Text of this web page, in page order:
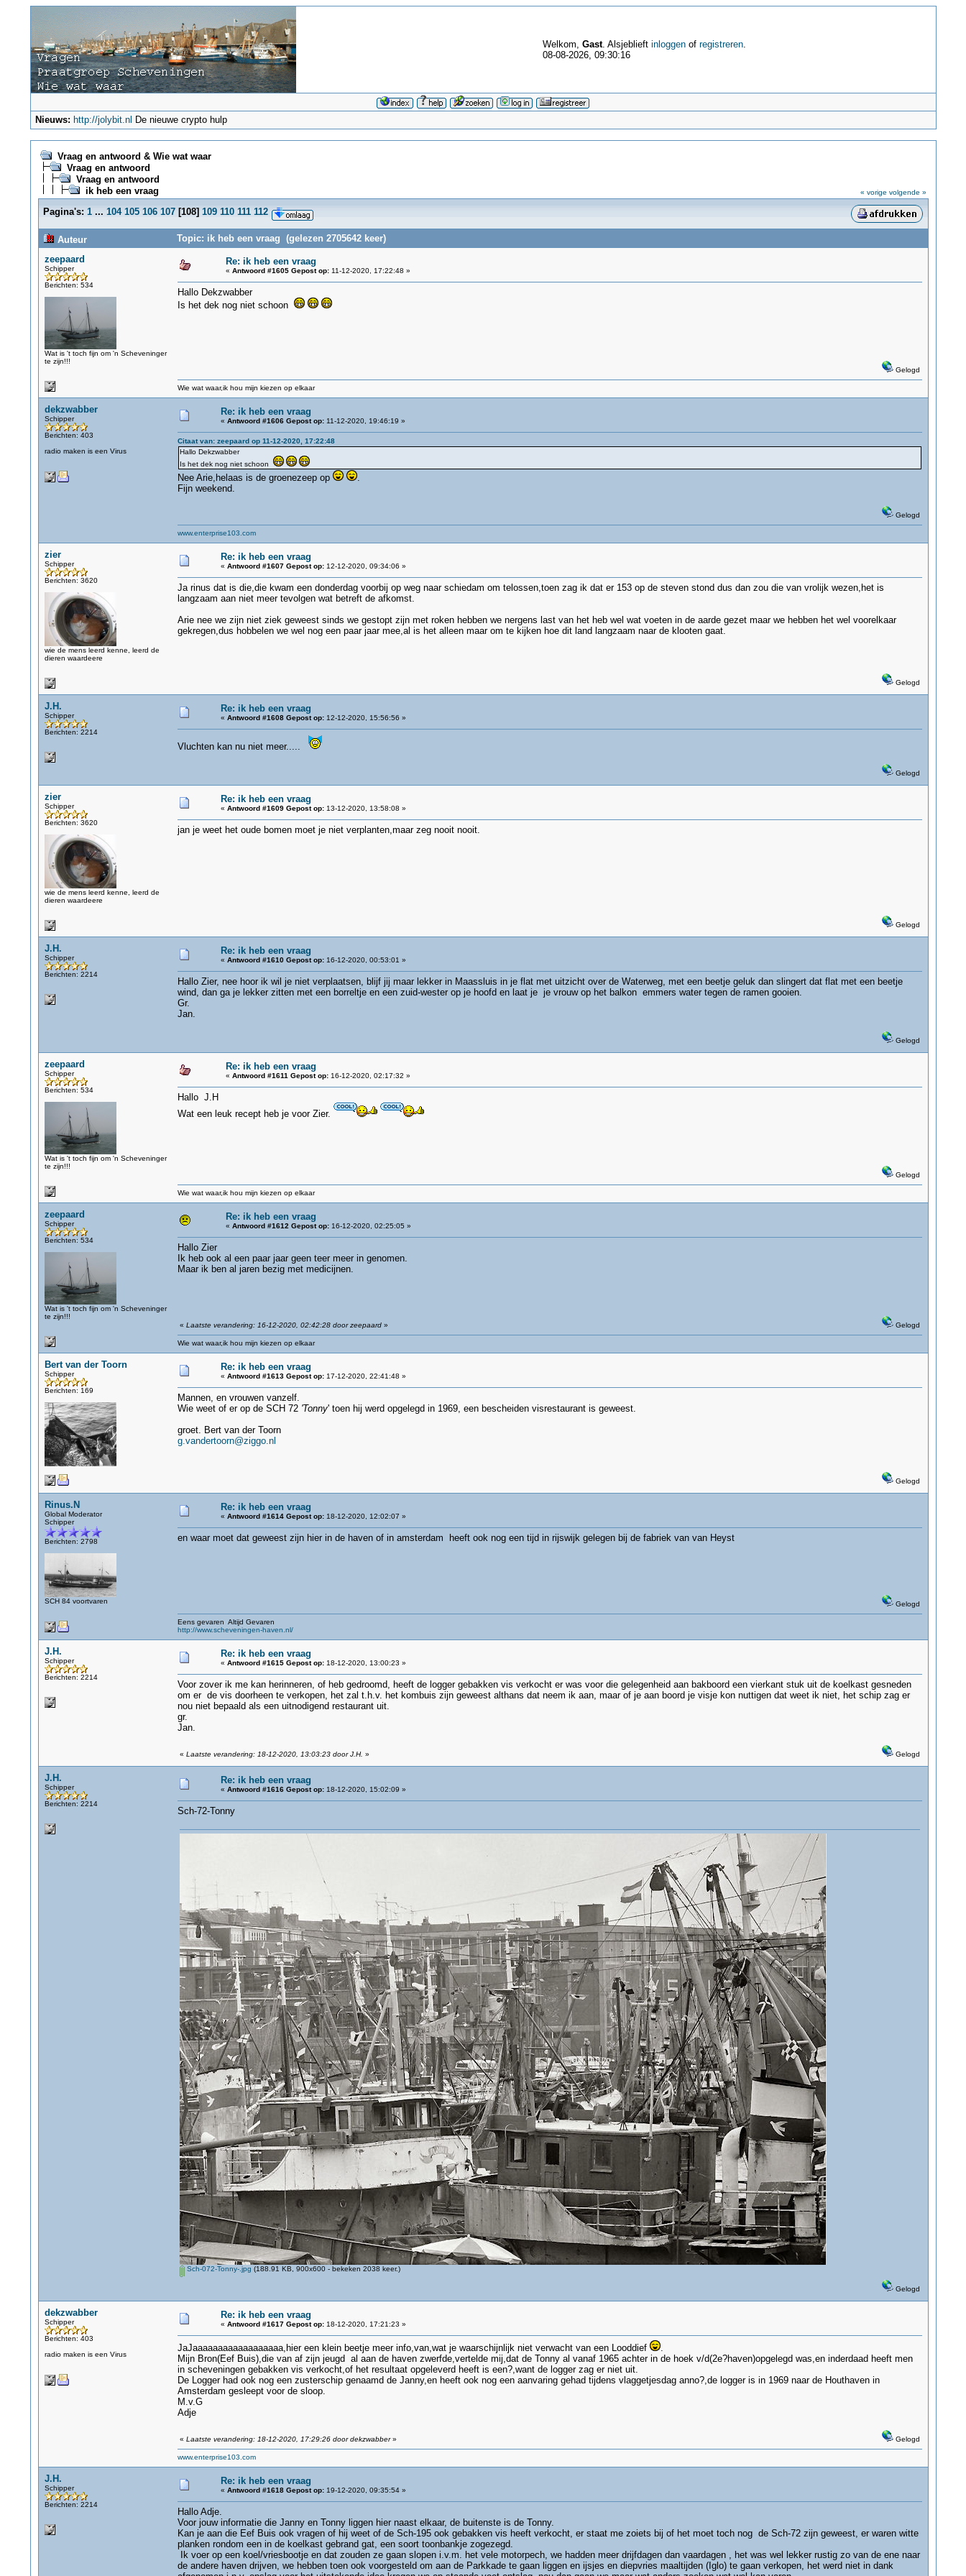
Welkom, Gast. Alsjeblieft inloggenof registreren.
08-08-2026, 09:30:16
Nieuws: http://jolybit.nl De nieuwe crypto hulp
Vraag en antwoord & Wie wat waar
Vraag en antwoord
Vraag en antwoord
ik heb een vraag
« vorige volgende »
Pagina's: 1 ... 104 105 106 107[108] 109 110 111 112
Auteur
Topic: ik heb een vraag (gelezen 2705642 keer)
zeepaard
Schipper
Berichten: 534
Wat is 't toch fijn om 'n Scheveninger
te zijn!!!
Re: ik heb een vraag
« Antwoord #1605 Gepost op:11-12-2020, 17:22:48 »
Hallo Dekzwabber
Is het dek nog niet schoon
Gelogd
Wie wat waar,ik hou mijn kiezen op elkaar
dekzwabber
Schipper
Berichten: 403
radio maken is een Virus
Re: ik heb een vraag
« Antwoord #1606 Gepost op:11-12-2020, 19:46:19 »
Citaat van: zeepaard op 11-12-2020, 17:22:48
Hallo Dekzwabber
Is het dek nog niet schoon
Nee Arie,helaas is de groenezeep op
.
Fijn weekend.
Gelogd
www.enterprise103.com
zier
Schipper
Berichten: 3620
wie de mens leerd kenne, leerd de
dieren waardeere
Re: ik heb een vraag
« Antwoord #1607 Gepost op:12-12-2020, 09:34:06 »
Ja rinus dat is die,die kwam een donderdag voorbij op weg naar schiedam om telossen,toen zag ik dat er 153 op de steven stond dus dan zou die van vrolijk wezen,het is
langzaam aan niet meer tevolgen wat betreft de afkomst.
Arie nee we zijn niet ziek geweest sinds we gestopt zijn met roken hebben we nergens last van het heb wel wat voeten in de aarde gezet maar we hebben het wel voorelkaar
gekregen,dus hobbelen we wel nog een paar jaar mee,al is het alleen maar om te kijken hoe dit land langzaam naar de klooten gaat.
Gelogd
J.H.
Schipper
Berichten: 2214
Re: ik heb een vraag
« Antwoord #1608 Gepost op:12-12-2020, 15:56:56 »
Vluchten kan nu niet meer.....
Gelogd
zier
Schipper
Berichten: 3620
wie de mens leerd kenne, leerd de
dieren waardeere
Re: ik heb een vraag
« Antwoord #1609 Gepost op:13-12-2020, 13:58:08 »
jan je weet het oude bomen moet je niet verplanten,maar zeg nooit nooit.
Gelogd
J.H.
Schipper
Berichten: 2214
Re: ik heb een vraag
« Antwoord #1610 Gepost op:16-12-2020, 00:53:01 »
Hallo Zier, nee hoor ik wil je niet verplaatsen, blijf jij maar lekker in Maassluis in je flat met uitzicht over de Waterweg, met een beetje geluk dan slingert dat flat met een beetje
wind, dan ga je lekker zitten met een borreltje en een zuid-wester op je hoofd en laat je je vrouw op het balkon emmers water tegen de ramen gooien.
Gr.
Jan.
Gelogd
zeepaard
Schipper
Berichten: 534
Wat is 't toch fijn om 'n Scheveninger
te zijn!!!
Re: ik heb een vraag
« Antwoord #1611 Gepost op:16-12-2020, 02:17:32 »
Hallo J.H
Wat een leuk recept heb je voor Zier.
Gelogd
Wie wat waar,ik hou mijn kiezen op elkaar
zeepaard
Schipper
Berichten: 534
Wat is 't toch fijn om 'n Scheveninger
te zijn!!!
Re: ik heb een vraag
« Antwoord #1612 Gepost op:16-12-2020, 02:25:05 »
Hallo Zier
Ik heb ook al een paar jaar geen teer meer in genomen.
Maar ik ben al jaren bezig met medicijnen.
« Laatste verandering: 16-12-2020, 02:42:28 door zeepaard» Gelogd
Wie wat waar,ik hou mijn kiezen op elkaar
Bert van der Toorn
Schipper
Berichten: 169
Re: ik heb een vraag
« Antwoord #1613 Gepost op:17-12-2020, 22:41:48 »
Mannen, en vrouwen vanzelf.
Wie weet of er op de SCH 72 'Tonny' toen hij werd opgelegd in 1969, een bescheiden visrestaurant is geweest.
groet. Bert van der Toorn
g.vandertoorn@ziggo.nl
Gelogd
Rinus.N
Global Moderator
Schipper
Berichten: 2798
SCH 84 voortvaren
Re: ik heb een vraag
« Antwoord #1614 Gepost op:18-12-2020, 12:02:07 »
en waar moet dat geweest zijn hier in de haven of in amsterdam heeft ook nog een tijd in rijswijk gelegen bij de fabriek van van Heyst
Gelogd
Eens gevaren Altijd Gevaren
http://www.scheveningen-haven.nl/
J.H.
Schipper
Berichten: 2214
Re: ik heb een vraag
« Antwoord #1615 Gepost op:18-12-2020, 13:00:23 »
Voor zover ik me kan herinneren, of heb gedroomd, heeft de logger gebakken vis verkocht er was voor die gelegenheid aan bakboord een vierkant stuk uit de koelkast gesneden
om er de vis doorheen te verkopen, het zal t.h.v. het kombuis zijn geweest althans dat neem ik aan, maar of je aan boord je visje kon nuttigen dat weet ik niet, het schip zag er
nou niet bepaald als een uitnodigend restaurant uit.
gr.
Jan.
« Laatste verandering: 18-12-2020, 13:03:23 door J.H. » Gelogd
J.H.
Schipper
Berichten: 2214
Re: ik heb een vraag
« Antwoord #1616 Gepost op:18-12-2020, 15:02:09 »
Sch-72-Tonny
Sch-072-Tonny-.jpg (188.91 KB, 900x600 - bekeken 2038 keer.)
Gelogd
dekzwabber
Schipper
Berichten: 403
radio maken is een Virus
Re: ik heb een vraag
« Antwoord #1617 Gepost op:18-12-2020, 17:21:23 »
JaJaaaaaaaaaaaaaaaaaa,hier een klein beetje meer info,van,wat je waarschijnlijk niet verwacht van een Looddief
.
Mijn Bron(Eef Buis),die van af zijn jeugd al aan de haven zwerfde,vertelde mij,dat de Tonny al vanaf 1965 achter in de hoek v/d(2e?haven)opgelegd was,en inderdaad heeft men
in scheveningen gebakken vis verkocht,of het resultaat opgeleverd heeft is een?,want de logger zag er niet uit.
De Logger had ook nog een zusterschip genaamd de Janny,en heeft ook nog een aanvaring gehad tijdens vlaggetjesdag anno?,de logger is in 1969 naar de Houthaven in
Amsterdam gesleept voor de sloop.
M.v.G
Adje
« Laatste verandering: 18-12-2020, 17:29:26 door dekzwabber» Gelogd
www.enterprise103.com
J.H.
Schipper
Berichten: 2214
Re: ik heb een vraag
« Antwoord #1618 Gepost op:19-12-2020, 09:35:54 »
Hallo Adje.
Voor jouw informatie die Janny en Tonny liggen hier naast elkaar, de buitenste is de Tonny.
Kan je aan die Eef Buis ook vragen of hij weet of de Sch-195 ook gebakken vis heeft verkocht, er staat me zoiets bij of het moet toch nog de Sch-72 zijn geweest, er waren witte
planken rondom een in de koelkast gebrand gat, een soort toonbankje zogezegd.
Ik voer op een koel/vriesbootje en dat zouden ze gaan slopen i.v.m. het vele motorpech, we hadden meer drijfdagen dan vaardagen , het was wel lekker rustig zo van de ene naar
de andere haven drijven, we hebben toen ook voorgesteld om aan de Parkkade te gaan liggen en ijsjes en diepvries maaltijden (Iglo) te gaan verkopen, het werd niet in dank